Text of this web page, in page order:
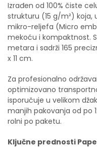
Izrađen od 100% čiste
strukturu (15 g/m²) koja,
mikro-reljefa (Micro
mekoću i kompaktnost.
metara i sadrži 165
x 11 cm.
Za profesionalno
optimizovano
isporučuje u velikom
manjih pakovanja od po
rolni po paketu.
Ključne prednosti